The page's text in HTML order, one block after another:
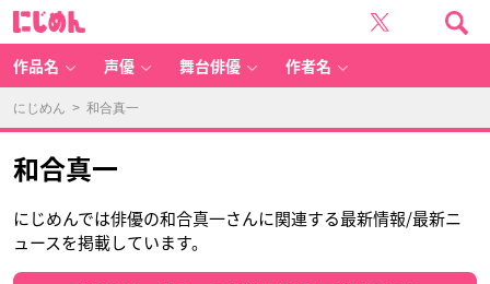
作品名 声優 舞台俳優 作者名
にじめん > 和合真一
和合真一
にじめんでは俳優の和合真一さんに関連する最新情報/最新ニ
ュースを掲載しています。